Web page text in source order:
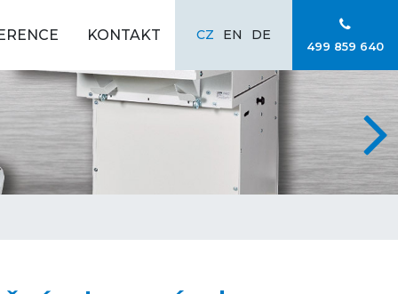
KONTAKT CZ EN DE
499 859 640